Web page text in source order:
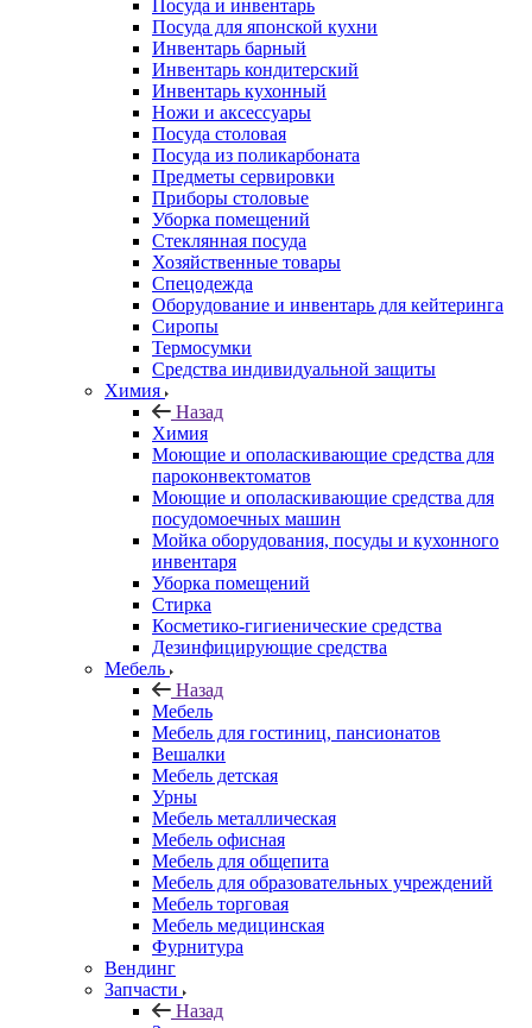
Посуда и инвентарь
Посуда для японской кухни
Инвентарь барный
Инвентарь кондитерский
Инвентарь кухонный
Ножи и аксессуары
Посуда столовая
Посуда из поликарбоната
Предметы сервировки
Приборы столовые
Уборка помещений
Стеклянная посуда
Хозяйственные товары
Спецодежда
Оборудование и инвентарь для кейтеринга
Сиропы
Термосумки
Средства индивидуальной защиты
Химия
Назад
Химия
Моющие и ополаскивающие средства для
пароконвектоматов
Моющие и ополаскивающие средства для
посудомоечных машин
Мойка оборудования, посуды и кухонного
инвентаря
Уборка помещений
Стирка
Косметико-гигиенические средства
Дезинфицирующие средства
Мебель
Назад
Мебель
Мебель для гостиниц, пансионатов
Вешалки
Мебель детская
Урны
Мебель металлическая
Мебель офисная
Мебель для общепита
Мебель для образовательных учреждений
Мебель торговая
Мебель медицинская
Фурнитура
Вендинг
Запчасти
Назад